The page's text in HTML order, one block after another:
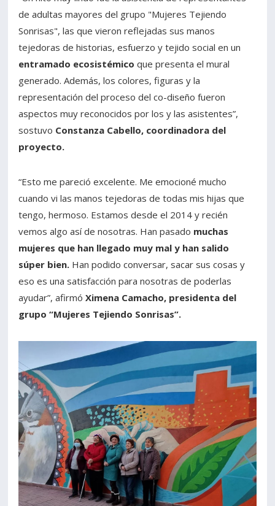
de adultas mayores del grupo "Mujeres Tejiendo
Sonrisas", las que vieron reflejadas sus manos
tejedoras de historias, esfuerzo y tejido social en un
entramado ecosistémicoque presenta el mural
generado. Además, los colores, figuras y la
representación del proceso del co-diseño fueron
aspectos muy reconocidos por los y las asistentes”,
sostuvo Constanza Cabello, coordinadora del
proyecto.
“Esto me pareció excelente. Me emocioné mucho
cuando vi las manos tejedoras de todas mis hijas que
tengo, hermoso. Estamos desde el 2014 y recién
vemos algo así de nosotras. Han pasado muchas
mujeres que han llegado muy mal y han salido
súper bien. Han podido conversar, sacar sus cosas y
eso es una satisfacción para nosotras de poderlas
ayudar”, afirmóXimena Camacho, presidenta del
grupo “Mujeres Tejiendo Sonrisas”.